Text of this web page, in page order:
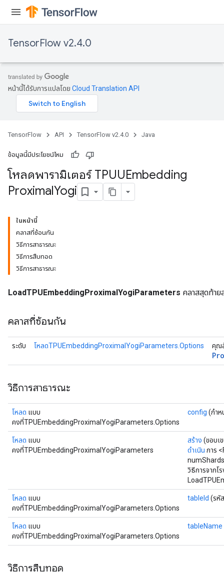
TensorFlow v2.4.0
หน้านี้ได้รับการแปลโดย Cloud Translation API
TensorFlow API TensorFlow v2.4.0 Java
ข้อมูลนี้มีประโยชน์ไหม
โหลดพารามิเตอร์ TPUUEmbedding
ProximalYogi
ในหน้านี้
คลาสที่ซ้อนกัน
วิธีการสาธารณะ
วิธีการสืบทอด
วิธีการสาธารณะ
LoadTPUEmbeddingProximalYogiParameters คลาสสุดท้าย
คลาสที่ซ้อนกัน
ระดับ โหลดTPUEmbeddingProximalYogiParameters.Options คุณ
วิธีการสาธารณะ
โหลด แบบ
คงที่TPUEmbeddingProximalYogiParameters.Options
config (กำห
โหลด แบบ
คงที่TPUEmbeddingProximalYogiParameters
สร้าง (ขอบเ
ดำเนิน การ
วิธีการจากโ
โหลด แบบ
คงที่TPUEmbeddingProximalYogiParameters.Options
tableId (รหั
โหลด แบบ
คงที่TPUEmbeddingProximalYogiParameters.Options
tableName
วิธีการสืบทอด